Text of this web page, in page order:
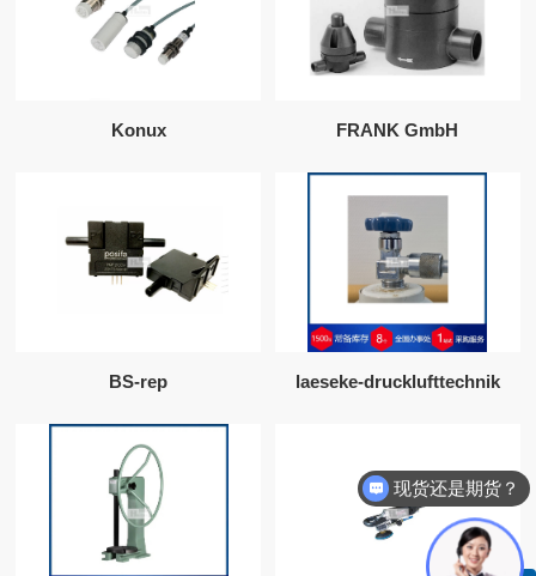
Konux FRANK GmbH
BS-rep laeseke-drucklufttechnik
现货还是期货？